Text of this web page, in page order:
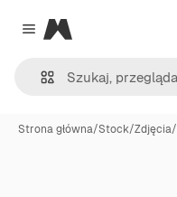
Close menu
Magnific
Strona główna/Stock/Zdjęcia/